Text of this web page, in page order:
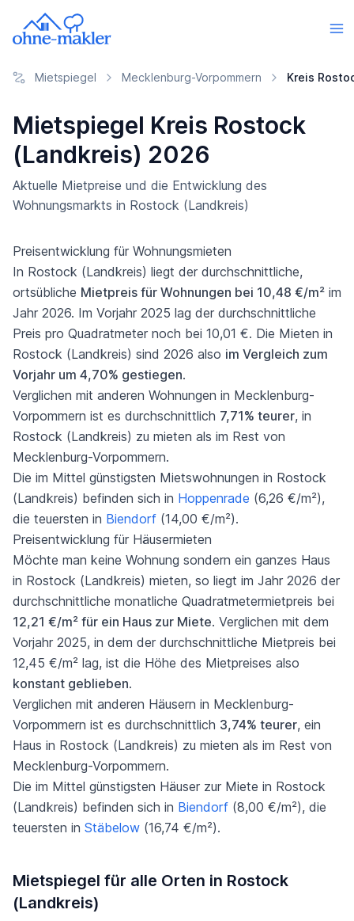
Mietspiegel Mecklenburg-Vorpommern Kreis
Mietspiegel Kreis Rostock
(Landkreis) 2026
Aktuelle Mietpreise und die Entwicklung des
Wohnungsmarkts in Rostock (Landkreis)
Preisentwicklung für Wohnungsmieten
In Rostock (Landkreis) liegt der durchschnittliche,
ortsübliche Mietpreis für Wohnungen bei 10,48 €/m² im
Jahr 2026. Im Vorjahr 2025 lag der durchschnittliche
Preis pro Quadratmeter noch bei 10,01 €. Die Mieten in
Rostock (Landkreis) sind 2026 also im Vergleich zum
Vorjahr um 4,70% gestiegen.
Verglichen mit anderen Wohnungen in Mecklenburg-
Vorpommern ist es durchschnittlich 7,71% teurer, in
Rostock (Landkreis) zu mieten als im Rest von
Mecklenburg-Vorpommern.
Die im Mittel günstigsten Mietswohnungen in Rostock
(Landkreis) befinden sich in Hoppenrade (6,26 €/m²),
die teuersten in Biendorf (14,00 €/m²).
Preisentwicklung für Häusermieten
Möchte man keine Wohnung sondern ein ganzes Haus
in Rostock (Landkreis) mieten, so liegt im Jahr 2026 der
durchschnittliche monatliche Quadratmetermietpreis bei
12,21 €/m² für ein Haus zur Miete. Verglichen mit dem
Vorjahr 2025, in dem der durchschnittliche Mietpreis bei
12,45 €/m² lag, ist die Höhe des Mietpreises also
konstant geblieben.
Verglichen mit anderen Häusern in Mecklenburg-
Vorpommern ist es durchschnittlich 3,74% teurer, ein
Haus in Rostock (Landkreis) zu mieten als im Rest von
Mecklenburg-Vorpommern.
Die im Mittel günstigsten Häuser zur Miete in Rostock
(Landkreis) befinden sich in Biendorf (8,00 €/m²), die
teuersten in Stäbelow (16,74 €/m²).
Mietspiegel für alle Orten in Rostock
(Landkreis)